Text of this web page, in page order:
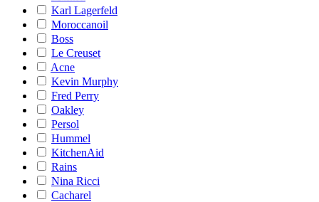
Karl Lagerfeld
Moroccanoil
Boss
Le Creuset
Acne
Kevin Murphy
Fred Perry
Oakley
Persol
Hummel
KitchenAid
Rains
Nina Ricci
Cacharel